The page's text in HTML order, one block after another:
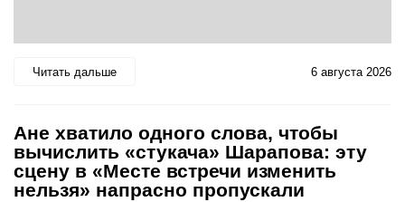
Читать дальше 6 августа 2026
Ане хватило одного слова, чтобы
вычислить «стукача» Шарапова: эту
сцену в «Месте встречи изменить
нельзя» напрасно пропускали